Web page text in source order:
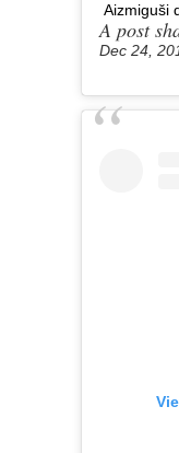
Aizmiguši
A post
Dec 24,